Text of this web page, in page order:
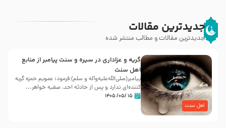
جدیدترین مقالات
جدیدترین مقالات و مطالب منتشر شده
اهل سنت
گریه و عزاداری در سیره و سنت پیامبر از منابع
اهل سنت
پیامبر(صلی‌الله‌علیه‌وآله و سلم) فرمود: عمویم حمزه گریه
کننده‌ای ندارد و پس از حادثه احد، صفیه خواهر...
۱۵ /۰۵/ ۱۴۰۵